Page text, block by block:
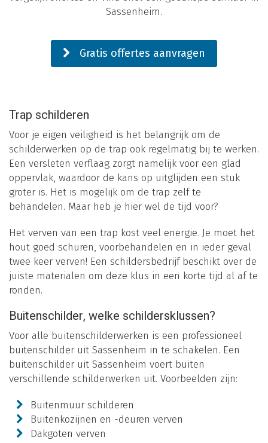
Sassenheim.
Gratis offertes aanvragen
Trap schilderen
Voor je eigen veiligheid is het belangrijk om de
schilderwerken op de trap ook regelmatig bij te werken.
Een versleten verflaag zorgt namelijk voor een glad
oppervlak, waardoor de kans op uitglijden een stuk
groter is. Het is mogelijk om de trap zelf te
behandelen. Maar heb je hier wel de tijd voor?
Het verven van een trap kost veel energie. Je moet het
hout goed schuren, voorbehandelen en in ieder geval
twee keer verven! Een schildersbedrijf beschikt over de
juiste materialen om deze klus in een korte tijd al af te
ronden.
Buitenschilder, welke schildersklussen?
Voor alle buitenschilderwerken is een professioneel
buitenschilder uit Sassenheim in te schakelen. Een
buitenschilder uit Sassenheim voert buiten
verschillende schilderwerken uit. Voorbeelden zijn:
Buitenmuur schilderen
Buitenkozijnen en -deuren verven
Dakgoten verven